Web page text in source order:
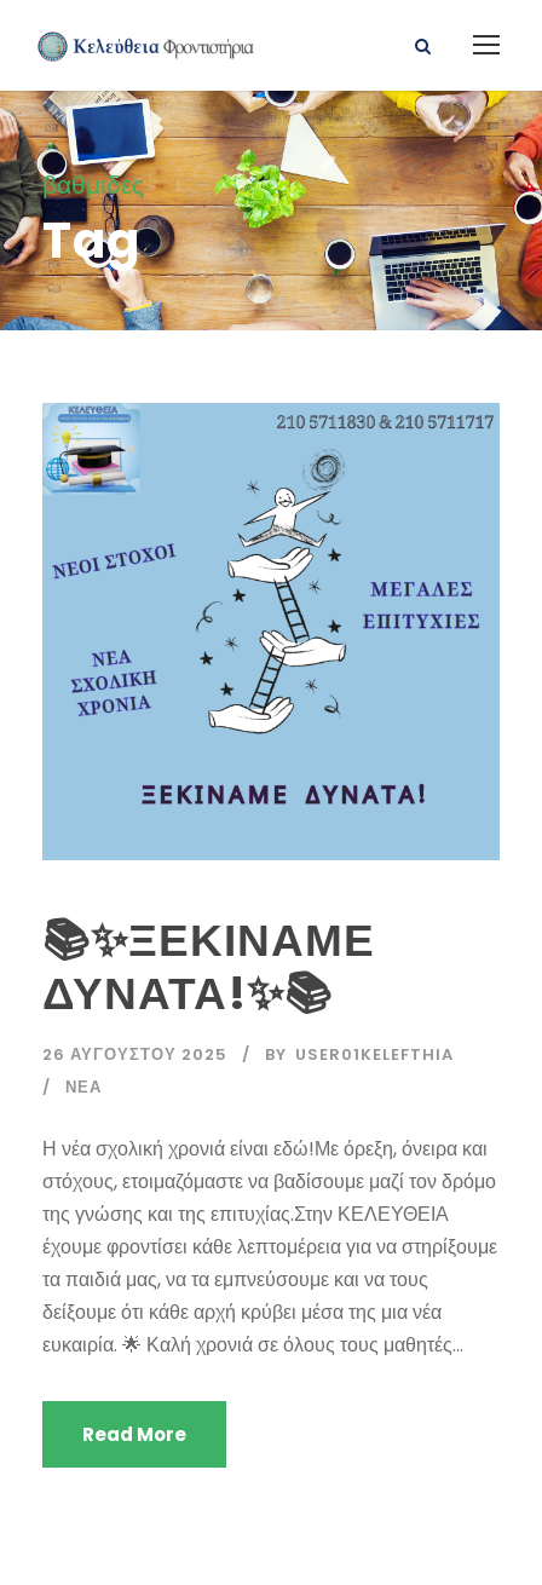
βαθμιδες
Tag
📚✨ΞΕΚΙΝΑΜΕ
ΔΥΝΑΤΑ!✨📚
26 ΑΥΓΟΎΣΤΟΥ 2025 BY USER01KELEFTHIA
ΝΈΑ
Η νέα σχολική χρονιά είναι εδώ!Με όρεξη, όνειρα και
στόχους, ετοιμαζόμαστε να βαδίσουμε μαζί τον δρόμο
της γνώσης και της επιτυχίας.Στην ΚΕΛΕΥΘΕΙΑ
έχουμε φροντίσει κάθε λεπτομέρεια για να στηρίξουμε
τα παιδιά μας, να τα εμπνεύσουμε και να τους
δείξουμε ότι κάθε αρχή κρύβει μέσα της μια νέα
ευκαιρία. 🌟 Καλή χρονιά σε όλους τους μαθητές...
Read More